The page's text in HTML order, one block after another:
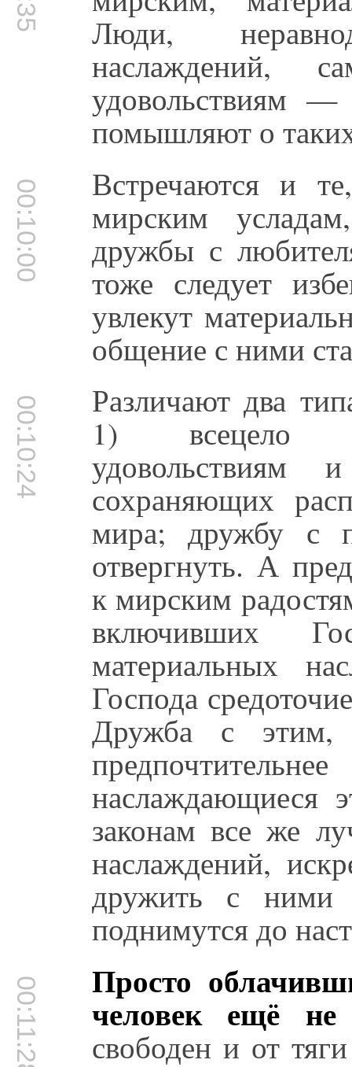
Люди,
наслаждений,
удовольствиям
помышляют о
00:10:00 Встречаются и
мирским
дружбы с
тоже следует
увлекут
общение с ними
00:10:24 Различают два
1) всецело
сохраняющих
мира; дружбу с
отвергнуть. А
к мирским
включивших
материальных
Господа
Дружба с этим,
наслаждающиеся
законам все же
наслаждений,
дружить с
поднимутся до
00:11:28 Просто
человек ещё не
свободен и от